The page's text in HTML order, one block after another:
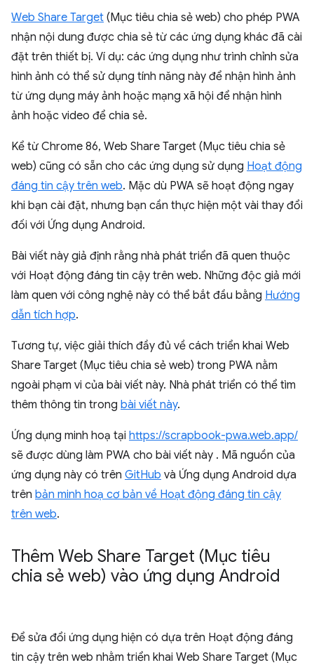
Web Share Target (Mục tiêu chia sẻ web) cho phép PWA
nhận nội dung được chia sẻ từ các ứng dụng khác đã cài
đặt trên thiết bị. Ví dụ: các ứng dụng như trình chỉnh sửa
hình ảnh có thể sử dụng tính năng này để nhận hình ảnh
từ ứng dụng máy ảnh hoặc mạng xã hội để nhận hình
ảnh hoặc video để chia sẻ.
Kể từ Chrome 86, Web Share Target (Mục tiêu chia sẻ
web) cũng có sẵn cho các ứng dụng sử dụng Hoạt động
đáng tin cậy trên web. Mặc dù PWA sẽ hoạt động ngay
khi bạn cài đặt, nhưng bạn cần thực hiện một vài thay đổi
đối với Ứng dụng Android.
Bài viết này giả định rằng nhà phát triển đã quen thuộc
với Hoạt động đáng tin cậy trên web. Những độc giả mới
làm quen với công nghệ này có thể bắt đầu bằng Hướng
dẫn tích hợp.
Tương tự, việc giải thích đầy đủ về cách triển khai Web
Share Target (Mục tiêu chia sẻ web) trong PWA nằm
ngoài phạm vi của bài viết này. Nhà phát triển có thể tìm
thêm thông tin trong bài viết này.
Ứng dụng minh hoạ tại https://scrapbook-pwa.web.app/
sẽ được dùng làm PWA cho bài viết này . Mã nguồn của
ứng dụng này có trên GitHub và Ứng dụng Android dựa
trên bản minh hoạ cơ bản về Hoạt động đáng tin cậy
trên web.
Thêm Web Share Target (Mục tiêu
chia sẻ web) vào ứng dụng Android
Để sửa đổi ứng dụng hiện có dựa trên Hoạt động đáng
tin cậy trên web nhằm triển khai Web Share Target (Mục